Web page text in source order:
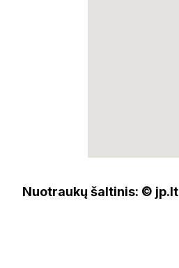
Nuotraukų šaltinis: © jp.lt